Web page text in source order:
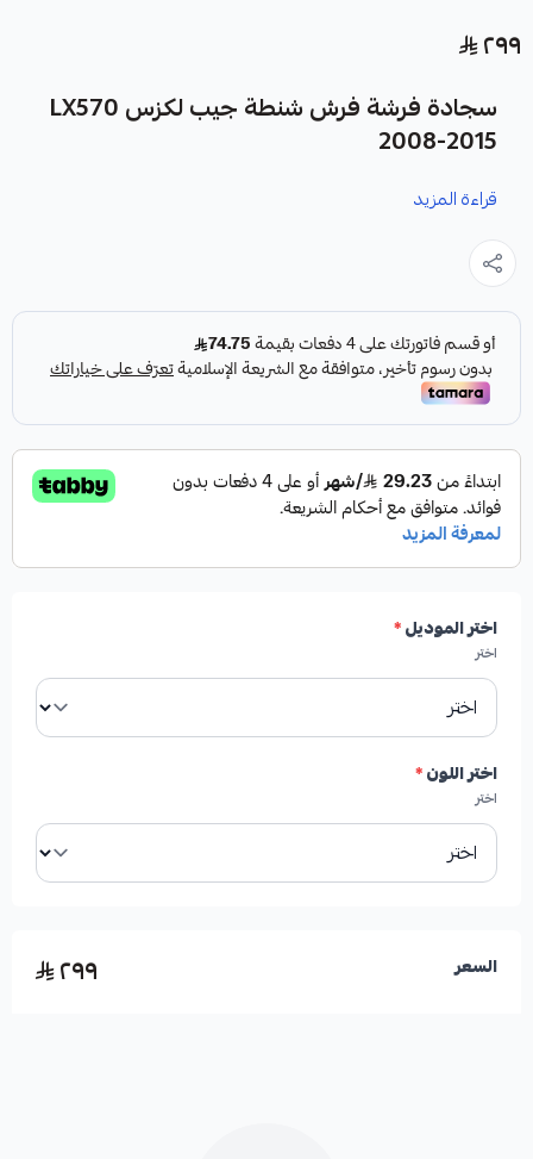
٢٩٩
سجادة فرشة فرش شنطة جيب لكزس LX570
2008-2015
كقطعة غيار متينة وعالية الجودة، مصممة خصيصًا لتناسب
سيارتك.
المواصفات:
الحالة:جديدة
الموديلات المتوافقة:لكزس LX570 (2008-2015)
مميزات المنتج:
✅ حماية ممتازة لأرضية الشنطة من الخدوش والأوساخ.
قراءة المزيد
اختر الموديل*
اختر
اختر اللون*
اختر
السعر ٢٩٩